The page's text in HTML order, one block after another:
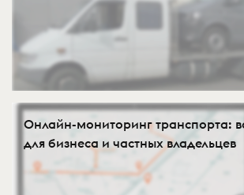
Онлайн-мониторинг транспорта:
для бизнеса и частных владельцев